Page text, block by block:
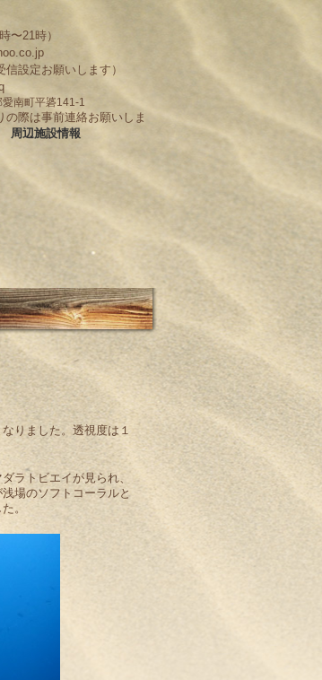
21時）
信設定お願いします）
南町平碆141-1
際は事前連絡お願いしま
周辺施設情報
りました。透視度は１
ラトビエイが見られ、
場のソフトコーラルと
。